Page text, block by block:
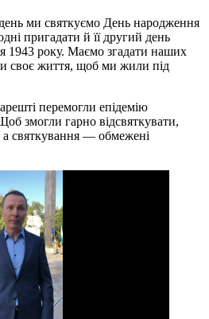
ми святкуємо День народження
пригадати й її другий день
року. Маємо згадати наших
своє життя, щоб ми жили під
перемогли епідемію
змогли гарно відсвяткувати,
святкування — обмежені